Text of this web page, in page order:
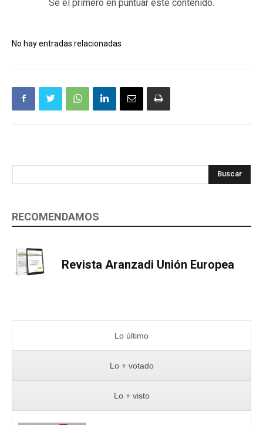
Sé el primero en puntuar este contenido.
No hay entradas relacionadas
Buscar
RECOMENDAMOS
Revista Aranzadi Unión Europea
Lo último
Lo + votado
Lo + visto